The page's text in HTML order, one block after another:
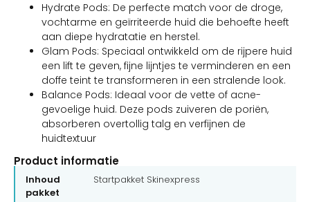
Hydrate Pods: De perfecte match voor de droge,
vochtarme en geïrriteerde huid die behoefte heeft
aan diepe hydratatie en herstel.
Glam Pods: Speciaal ontwikkeld om de rijpere huid
een lift te geven, fijne lijntjes te verminderen en een
doffe teint te transformeren in een stralende look.
Balance Pods: Ideaal voor de vette of acne-
gevoelige huid. Deze pods zuiveren de poriën,
absorberen overtollig talg en verfijnen de
huidtextuur
Product informatie
Inhoud
pakket
Startpakket Skinexpress